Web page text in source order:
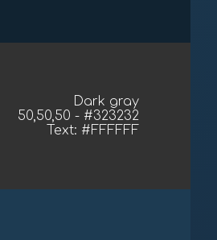
Dark gray
#323232 - 50,50,50
Text: #FFFFFF